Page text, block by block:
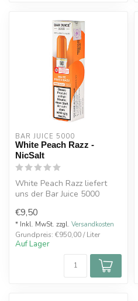
BAR JUICE 5000
White Peach Razz -
NicSalt
White Peach Razz liefert
uns der Bar Juice 5000
weißen...
€9,50
* Inkl. MwSt. zzgl. Versandkosten
Grundpreis: €950,00 / Liter
Auf Lager